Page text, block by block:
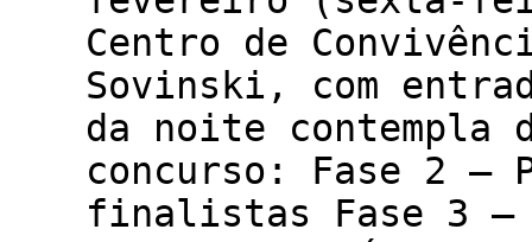
Centro de
Sovinski, com
da noite contempla
concurso: Fase 2 –
finalistas Fase 3